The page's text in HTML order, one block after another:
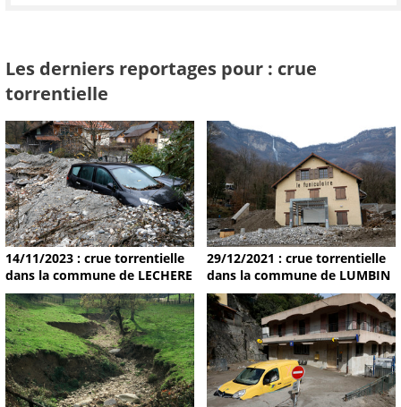
Les derniers reportages pour : crue
torrentielle
14/11/2023 : crue torrentielle
dans la commune de LECHERE
29/12/2021 : crue torrentielle
dans la commune de LUMBIN